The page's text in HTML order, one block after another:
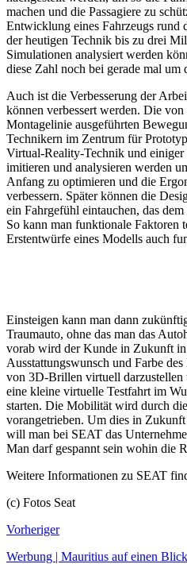
machen und die Passagiere zu
Entwicklung eines Fahrzeugs rund
der heutigen Technik bis zu drei
Simulationen analysiert werden
diese Zahl noch bei gerade mal um
Auch ist die Verbesserung der
können verbessert werden. Die
Montagelinie ausgeführten
Technikern im Zentrum für
Virtual-Reality-Technik und einiger
imitieren und analysieren werden
Anfang zu optimieren und die
verbessern. Später können die
ein Fahrgefühl eintauchen, das
So kann man funktionale Faktoren
Erstentwürfe eines Modells auch
Einsteigen kann man dann
Traumauto, ohne das man das
vorab wird der Kunde in Zukunft in
Ausstattungswunsch und Farbe
von 3D-Brillen virtuell darzustellen
eine kleine virtuelle Testfahrt im
starten. Die Mobilität wird durch
vorangetrieben. Um dies in
will man bei SEAT das
Man darf gespannt sein wohin die
Weitere Informationen zu SEAT
(c) Fotos Seat
Vorheriger
Werbung | Mauritius auf einen Blick